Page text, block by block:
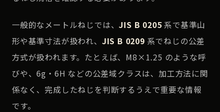
一般的なメートルねじでは、JIS B 0205 系で基準山
形や基準寸法が扱われ、 JIS B 0209 系でねじの公差
方式が扱われます。たとえば、M8×1.25 のような呼
びや、6g・6H などの公差域クラスは、加工方法に関
係なく、完成したねじを判断するうえで重要な情報
です。